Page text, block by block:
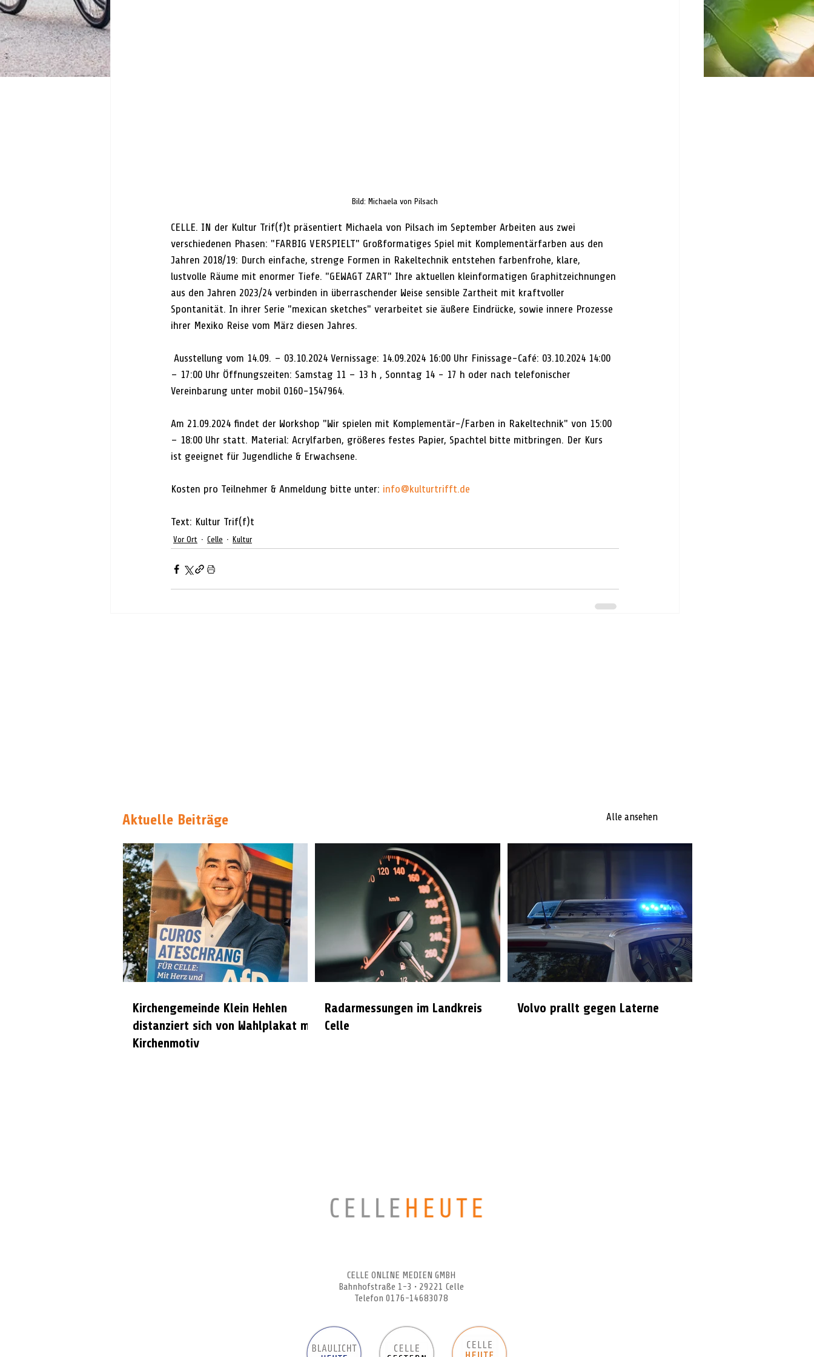
Bild: Michaela von Pilsach
CELLE. IN der Kultur Trif(f)t präsentiert Michaela von Pilsach im September Arbeiten aus zwei
verschiedenen Phasen: "FARBIG VERSPIELT" Großformatiges Spiel mit Komplementärfarben aus den
Jahren 2018/19: Durch einfache, strenge Formen in Rakeltechnik entstehen farbenfrohe, klare,
lustvolle Räume mit enormer Tiefe. "GEWAGT ZART" Ihre aktuellen kleinformatigen Graphitzeichnungen
aus den Jahren 2023/24 verbinden in überraschender Weise sensible Zartheit mit kraftvoller
Spontanität. In ihrer Serie "mexican sketches" verarbeitet sie äußere Eindrücke, sowie innere Prozesse
ihrer Mexiko Reise vom März diesen Jahres.
Ausstellung vom 14.09. – 03.10.2024 Vernissage: 14.09.2024 16:00 Uhr Finissage-Café: 03.10.2024 14:00
– 17:00 Uhr Öffnungszeiten: Samstag 11 – 13 h , Sonntag 14 - 17 h oder nach telefonischer
Vereinbarung unter mobil 0160-1547964.
Am 21.09.2024 findet der Workshop "Wir spielen mit Komplementär-/Farben in Rakeltechnik" von 15:00
– 18:00 Uhr statt. Material: Acrylfarben, größeres festes Papier, Spachtel bitte mitbringen. Der Kurs
ist geeignet für Jugendliche & Erwachsene.
Kosten pro Teilnehmer & Anmeldung bitte unter: info@kulturtrifft.de
Text: Kultur Trif(f)t
Vor Ort Celle Kultur
Aktuelle Beiträge Alle ansehen
Kirchengemeinde Klein Hehlen
distanziert sich von Wahlplakat mit
Kirchenmotiv
Radarmessungen im Landkreis
Celle
Volvo prallt gegen Laterne
CELLE ONLINE MEDIEN GMBH
Bahnhofstraße 1-3 • 29221 Celle
Telefon 0176-14683078